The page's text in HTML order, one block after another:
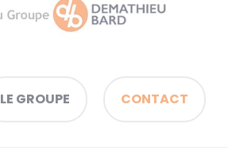
LE GROUPE CONTACT